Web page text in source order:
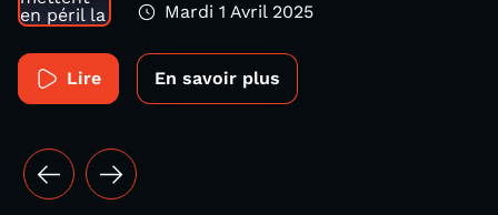
Mardi 1 Avril 2025
Lire En savoir plus